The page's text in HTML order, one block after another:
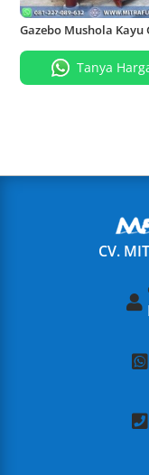
Gazebo Mushola Kayu
Tanya
CV.


